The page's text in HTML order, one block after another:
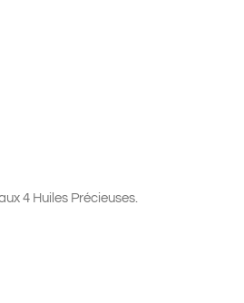
4 Huiles Précieuses.